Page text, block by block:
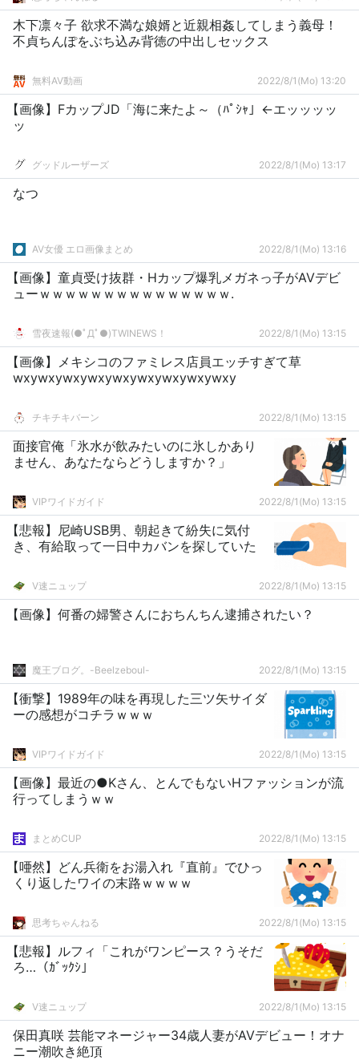
木下凛々子 欲求不満な娘婿と近親相姦してしまう義母！
不貞ちんぽをぶち込み背徳の中出しセックス
無料AV動画 2022/8/1(Mo) 13:20
【画像】FカップJD「海に来たよ～（ﾊﾟｼｬ」←エッッッッ
ッ
グッドルーザーズ 2022/8/1(Mo) 13:17
なつ
AV女優 エロ画像まとめ 2022/8/1(Mo) 13:16
【画像】童貞受け抜群・Hカップ爆乳メガネっ子がAVデビ
ューｗｗｗｗｗｗｗｗｗｗｗｗｗｗｗ.
雪夜速報(●ﾟДﾟ●)TWINEWS！ 2022/8/1(Mo) 13:15
【画像】メキシコのファミレス店員エッチすぎて草
wxywxywxywxywxywxywxywxywxy
チキチキバーン 2022/8/1(Mo) 13:15
面接官俺「氷水が飲みたいのに氷しかあり
ません、あなたならどうしますか？」
VIPワイドガイド 2022/8/1(Mo) 13:15
【悲報】尼崎USB男、朝起きて紛失に気付
き、有給取って一日中カバンを探していた
V速ニュップ 2022/8/1(Mo) 13:15
【画像】何番の婦警さんにおちんちん逮捕されたい？
魔王ブログ。-Beelzeboul- 2022/8/1(Mo) 13:15
【衝撃】1989年の味を再現した三ツ矢サイダ
ーの感想がコチラｗｗｗ
VIPワイドガイド 2022/8/1(Mo) 13:15
【画像】最近の●Kさん、とんでもないHファッションが流
行ってしまうｗｗ
まとめCUP 2022/8/1(Mo) 13:15
【唖然】どん兵衛をお湯入れ『直前』でひっ
くり返したワイの末路ｗｗｗｗ
思考ちゃんねる 2022/8/1(Mo) 13:15
【悲報】ルフィ「これがワンピース？うそだ
ろ…（ｶﾞｯｸｼ」
V速ニュップ 2022/8/1(Mo) 13:15
保田真咲 芸能マネージャー34歳人妻がAVデビュー！オナ
ニー潮吹き絶頂